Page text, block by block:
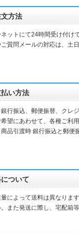
方法
ットにて24時間受け付け
質問メールの対応は、土
い方法
行振込、郵便振替、クレ
望にあわせて、各種ご利
品引渡時 銀行振込と郵便
ついて
によって送料は異なりま
。また発送に際し、宅配箱